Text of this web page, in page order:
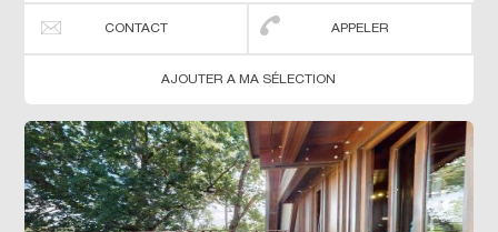
CONTACT APPELER
AJOUTER A MA SÉLECTION